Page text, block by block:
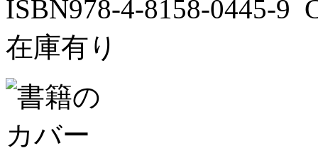
ISBN978-4-8158-0445-9
在庫有り